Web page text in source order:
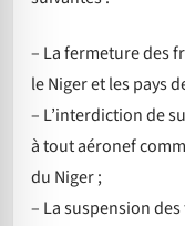
– La fermeture des
le Niger et les pays
– L’interdiction de
à tout aéronef
du Niger ;
– La suspension